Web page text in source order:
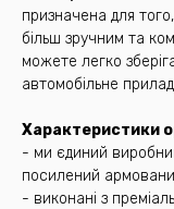
призначена для
більш зручним та
можете легко
автомобільне
Характеристики
- ми єдиний
посилений
- виконані з